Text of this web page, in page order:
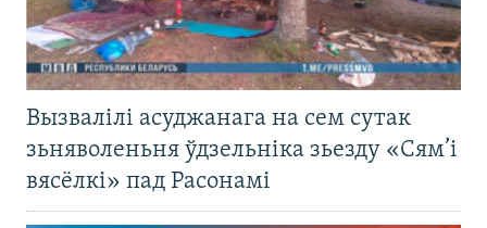
Вызвалілі асуджанага на сем сутак
зьняволеньня ўдзельніка зьезду «Сям’і
вясёлкі» пад Расонамі